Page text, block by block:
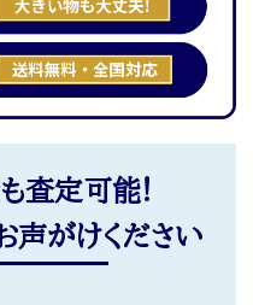
査定可能!
声がけください